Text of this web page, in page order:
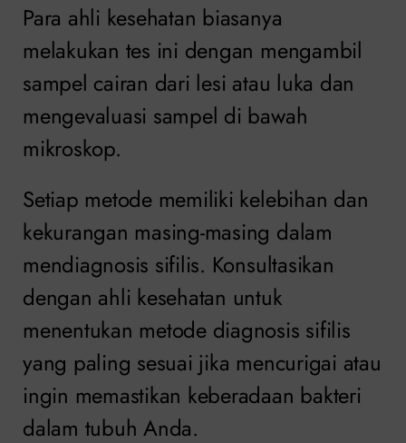
Para ahli kesehatan biasanya
melakukan tes ini dengan mengambil
sampel cairan dari lesi atau luka dan
mengevaluasi sampel di bawah
mikroskop.
Setiap metode memiliki kelebihan dan
kekurangan masing-masing dalam
mendiagnosis sifilis. Konsultasikan
dengan ahli kesehatan untuk
menentukan metode diagnosis sifilis
yang paling sesuai jika mencurigai atau
ingin memastikan keberadaan bakteri
dalam tubuh Anda.